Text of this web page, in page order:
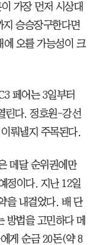
가장 먼저 시상대
승승장구한다면
에 오를 가능성이 크
페어는 3일부터
린다. 정호원-강선
뤄낼지 주목된다.
메달 순위권에만
정이다. 지난 12일
을 내걸었다. 배 단
방법을 고민하다 메
게 순금 20돈(약 8